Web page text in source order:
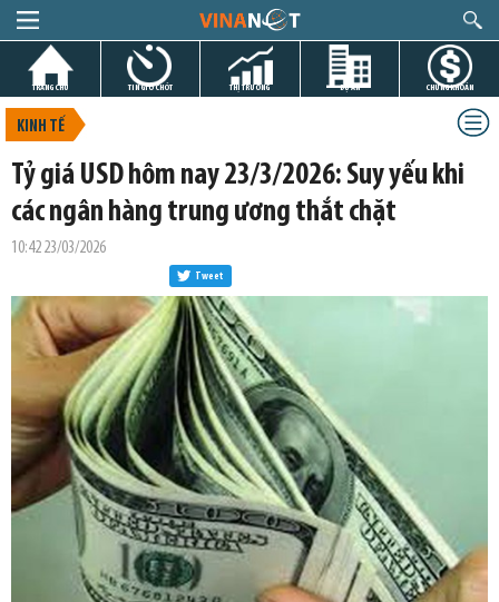
TRANG CHỦ TIN GIỜ CHÓT THỊ TRƯỜNG DỰ ÁN CHỨNG KHOÁN
KINH TẾ
Tỷ giá USD hôm nay 23/3/2026: Suy yếu khi
các ngân hàng trung ương thắt chặt
10:42 23/03/2026
Tweet